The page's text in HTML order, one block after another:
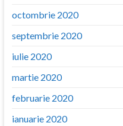
octombrie 2020
septembrie 2020
iulie 2020
martie 2020
februarie 2020
ianuarie 2020